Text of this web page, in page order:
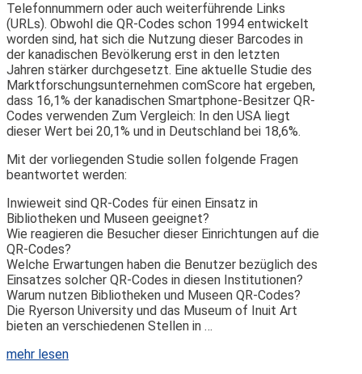
Telefonnummern oder auch weiterführende Links
(URLs). Obwohl die QR-Codes schon 1994 entwickelt
worden sind, hat sich die Nutzung dieser Barcodes in
der kanadischen Bevölkerung erst in den letzten
Jahren stärker durchgesetzt. Eine aktuelle Studie des
Marktforschungsunternehmen comScore hat ergeben,
dass 16,1% der kanadischen Smartphone-Besitzer QR-
Codes verwenden Zum Vergleich: In den USA liegt
dieser Wert bei 20,1% und in Deutschland bei 18,6%.
Mit der vorliegenden Studie sollen folgende Fragen
beantwortet werden:
Inwieweit sind QR-Codes für einen Einsatz in
Bibliotheken und Museen geeignet?
Wie reagieren die Besucher dieser Einrichtungen auf die
QR-Codes?
Welche Erwartungen haben die Benutzer bezüglich des
Einsatzes solcher QR-Codes in diesen Institutionen?
Warum nutzen Bibliotheken und Museen QR-Codes?
Die Ryerson University und das Museum of Inuit Art
bieten an verschiedenen Stellen in …
mehr lesen